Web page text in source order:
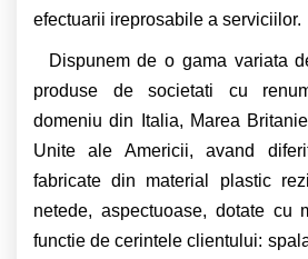
efectuarii ireprosabile a serviciilor.
Dispunem de o gama variata
produse de societati cu
domeniu din Italia, Marea
Unite ale Americii, avand
fabricate din material plastic
netede, aspectuoase, dotate cu
functie de cerintele clientului: